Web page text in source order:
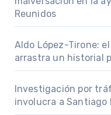
Reunidos
Aldo López-Tirone:
arrastra un historial
Investigación por
involucra a Santiago